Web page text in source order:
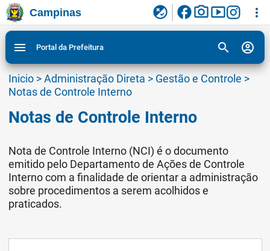
Ir para conteudo
Ir para menu do site da Prefeitura de Campinas
Ligar/Desligar contraste visual de tela para
acessibilidade
3
Campinas flaky facebookphoto_camerasmart_display more_vert
menu Portal da Prefeitura search account_circle
Inicio>Administração Direta > Gestão e Controle >
Notas de Controle Interno
Notas de Controle Interno
Nota de Controle Interno (NCI) é o documento
emitido pelo Departamento de Ações de Controle
Interno com a finalidade de orientar a administração
sobre procedimentos a serem acolhidos e
praticados.